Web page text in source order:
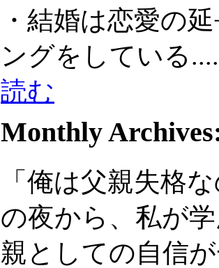
・結婚は恋愛の
ングをしている
読む
Monthly
「俺は父親失格
の夜から、私が
親としての自信